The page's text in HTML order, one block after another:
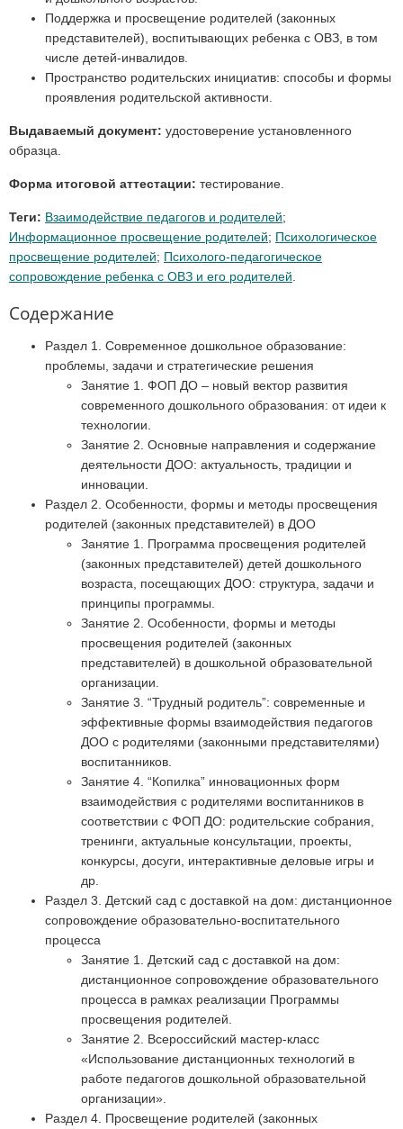
Поддержка и просвещение родителей (законных
представителей), воспитывающих ребенка с ОВЗ, в том
числе детей-инвалидов.
Пространство родительских инициатив: способы и формы
проявления родительской активности.
Выдаваемый документ: удостоверение установленного
образца.
Форма итоговой аттестации: тестирование.
Теги: Взаимодействие педагогов и родителей;
Информационное просвещение родителей; Психологическое
просвещение родителей; Психолого-педагогическое
сопровождение ребенка с ОВЗ и его родителей
Содержание
Раздел 1. Современное дошкольное образование:
проблемы, задачи и стратегические решения
Занятие 1. ФОП ДО – новый вектор развития
современного дошкольного образования: от идеи к
технологии.
Занятие 2. Основные направления и содержание
деятельности ДОО: актуальность, традиции и
инновации.
Раздел 2. Особенности, формы и методы просвещения
родителей (законных представителей) в ДОО
Занятие 1. Программа просвещения родителей
(законных представителей) детей дошкольного
возраста, посещающих ДОО: структура, задачи и
принципы программы.
Занятие 2. Особенности, формы и методы
просвещения родителей (законных
представителей) в дошкольной образовательной
организации.
Занятие 3. “Трудный родитель”: современные и
эффективные формы взаимодействия педагогов
ДОО с родителями (законными представителями)
воспитанников.
Занятие 4. “Копилка” инновационных форм
взаимодействия с родителями воспитанников в
соответствии с ФОП ДО: родительские собрания,
тренинги, актуальные консультации, проекты,
конкурсы, досуги, интерактивные деловые игры и
др.
Раздел 3. Детский сад с доставкой на дом: дистанционное
сопровождение образовательно-воспитательного
процесса
Занятие 1. Детский сад с доставкой на дом:
дистанционное сопровождение образовательного
процесса в рамках реализации Программы
просвещения родителей.
Занятие 2. Всероссийский мастер-класс
«Использование дистанционных технологий в
работе педагогов дошкольной образовательной
организации».
Раздел 4. Просвещение родителей (законных